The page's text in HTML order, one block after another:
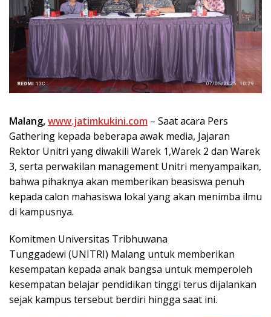
Malang,www.jatimkukini.com – Saat acara Pers
Gathering kepada beberapa awak media, Jajaran
Rektor Unitri yang diwakili Warek 1,Warek 2 dan Warek
3, serta perwakilan management Unitri menyampaikan,
bahwa pihaknya akan memberikan beasiswa penuh
kepada calon mahasiswa lokal yang akan menimba ilmu
di kampusnya.
Komitmen Universitas Tribhuwana
Tunggadewi (UNITRI) Malang untuk memberikan
kesempatan kepada anak bangsa untuk memperoleh
kesempatan belajar pendidikan tinggi terus dijalankan
sejak kampus tersebut berdiri hingga saat ini.